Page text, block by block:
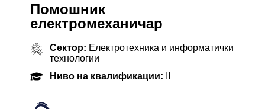
Помошник
електромеханичар
Сектор: Електротехника и информатички
технологии
Ниво на квалификации: